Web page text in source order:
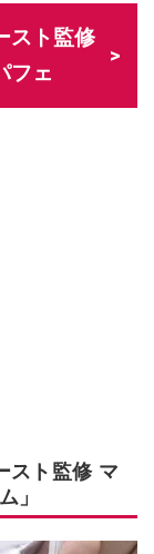
スト監修
フェ
スト監修 マ
」